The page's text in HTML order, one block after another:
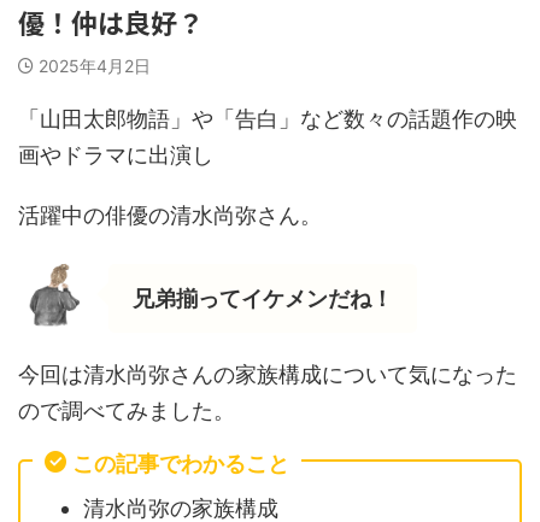
優！仲は良好？
2025年4月2日
「山田太郎物語」や「告白」など数々の話題作の映
画やドラマに出演し
活躍中の俳優の清水尚弥さん。
兄弟揃ってイケメンだね！
今回は清水尚弥さんの家族構成について気になった
ので調べてみました。
この記事でわかること
清水尚弥の家族構成